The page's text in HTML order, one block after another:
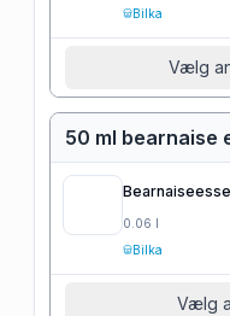
Bilka
Vælg
50 ml bearnaise
0.06 l
Bilka
Vælg